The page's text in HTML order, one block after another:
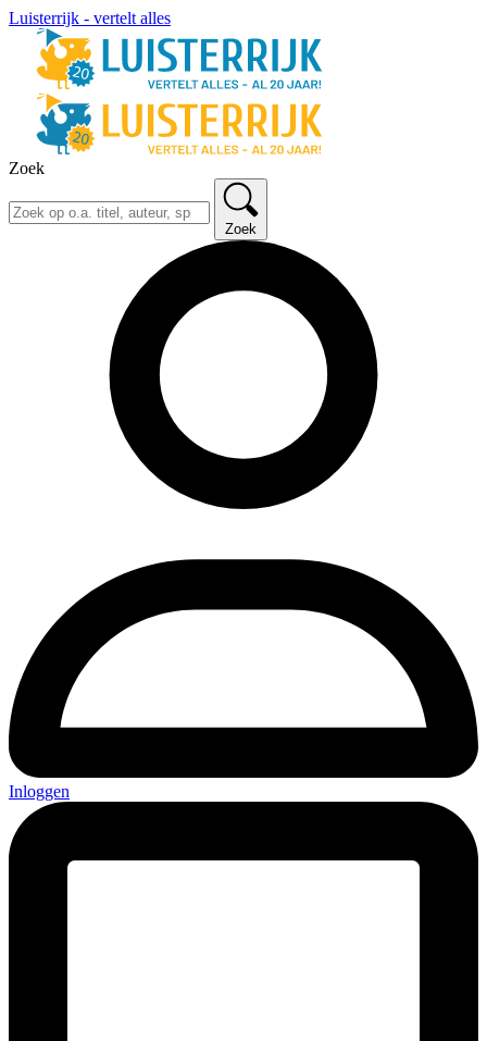
Luisterrijk - vertelt alles
Zoek
Zoek
Inloggen